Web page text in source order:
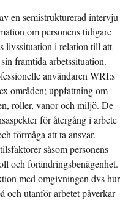
en semistrukturerad intervju
om personens tidigare
livssituation i relation till att
framtida arbetssituation.
användaren WRI:s
områden; uppfattning om
roller, vanor och miljö. De
för återgång i arbete
förmåga att ta ansvar.
såsom personens
och förändringsbenägenhet.
med omgivningen dvs hur
och utanför arbetet påverkar